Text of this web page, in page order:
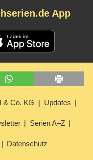
App
& Co. KG Updates
Serien A–Z
Datenschutz